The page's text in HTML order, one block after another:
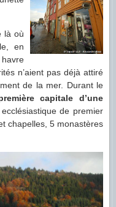
là où
en
n’aient pas déjà attiré
de la mer. Durant le
capitale d’une
de premier
chapelles, 5 monastères